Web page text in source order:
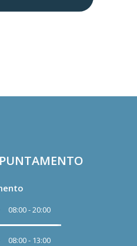
08:00 - 20:00
08:00 - 13:00